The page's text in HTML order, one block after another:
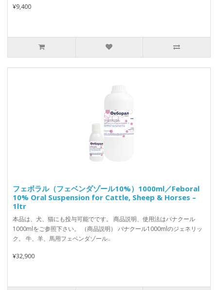
¥9,400
フェボラル（フェベンダゾール10%）1000ml／Feboral
10% Oral Suspension for Cattle, Sheep & Horses –
1ltr
本品は、犬、猫にも投与可能でです。 商品説明、使用法はパナクール
1000mlをご参照下さい。 （商品説明） パナクール1000mlのジェネリッ
ク。 牛、羊、馬用フェベンダゾール..
¥32,900